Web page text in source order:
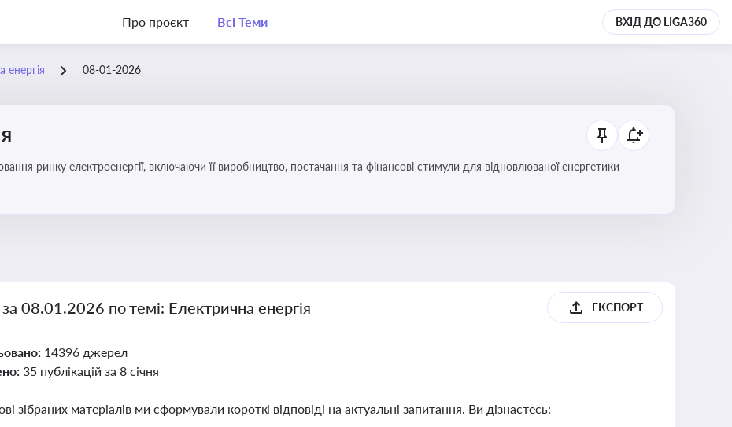
Про проєкт Всі Теми ВХІД ДО LIGA360
енергія 08-01-2026
ринку електроенергії, включаючи її виробництво, постачання та фінансові стимули для відновлюваної енергетики
08.01.2026 по темі: Електрична енергія ЕКСПОРТ
14396 джерел
35 публікацій за 8 січня
зібраних матеріалів ми сформували короткі відповіді на актуальні запитання. Ви дізнаєтесь: